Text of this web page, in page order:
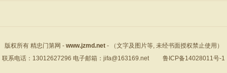
版权所有 精忠门第网 - www.jzmd.net- （文字及图片等, 未经书面授权禁止使用）
联系电话：13012627296 电子邮箱：jifa@163169.net
鲁ICP备14028011号-1